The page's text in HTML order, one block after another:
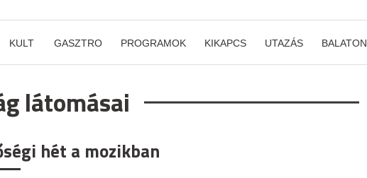
KULT GASZTRO PROGRAMOK KIKAPCS UTAZÁS BALATON
látomásai
hét a mozikban